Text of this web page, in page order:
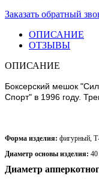
Заказать обратный
ОПИСАНИЕ
ОТЗЫВЫ
ОПИСАНИЕ
Боксерский мешок
Спорт" в 1996 году.
Форма изделия: фигурный,
Диаметр основы изделия:
Диаметр